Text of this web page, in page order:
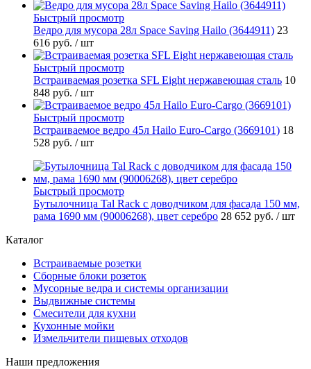
Быстрый просмотр
Ведро для мусора 28л Space Saving Hailo (3644911) 23
616 руб. / шт
Быстрый просмотр
Встраиваемая розетка SFL Eight нержавеющая сталь 10
848 руб. / шт
Быстрый просмотр
Встраиваемое ведро 45л Hailo Euro-Cargo (3669101) 18
528 руб. / шт
Быстрый просмотр
Бутылочница Tal Rack с доводчиком для фасада 150 мм,
рама 1690 мм (90006268), цвет серебро 28 652 руб. / шт
Каталог
Встраиваемые розетки
Сборные блоки розеток
Мусорные ведра и системы организации
Выдвижные системы
Смесители для кухни
Кухонные мойки
Измельчители пищевых отходов
Наши предложения